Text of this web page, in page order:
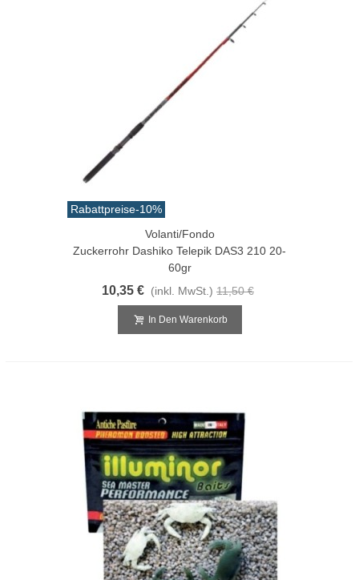
Rabattpreise-10%
Volanti/Fondo
Zuckerrohr Dashiko Telepik DAS3 210 20-
60gr
10,35 € (inkl. MwSt.) 11,50 €
In Den Warenkorb